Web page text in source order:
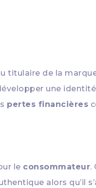
titulaire de la
une
pertes financières
le consommateur.
alors qu’il